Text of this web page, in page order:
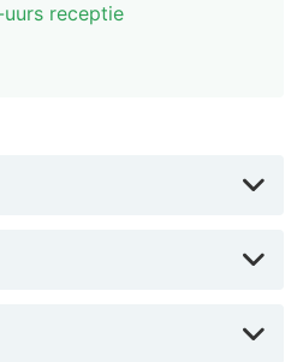
wijzigen).
zijn een
conferentieruimte en 2
Dankzij wifi of
receptie